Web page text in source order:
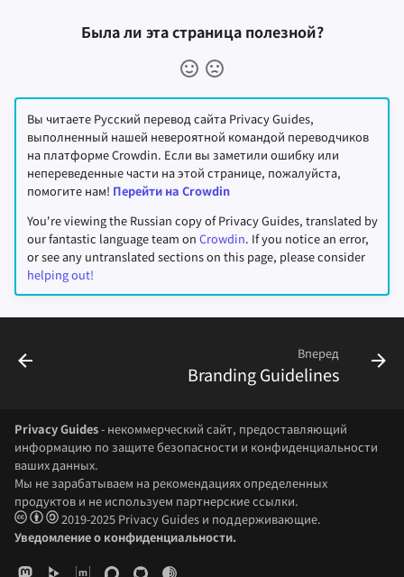
Была ли эта страница полезной?
Вы читаете Русский перевод сайта Privacy Guides,
выполненный нашей невероятной командой переводчиков
на платформе Crowdin. Если вы заметили ошибку или
непереведенные части на этой странице, пожалуйста,
помогите нам! Перейти на Crowdin
You're viewing the Russian copy of Privacy Guides, translated by
our fantastic language team on Crowdin. If you notice an error,
or see any untranslated sections on this page, please consider
helping out!
Вперед
Branding Guidelines
Privacy Guides- некоммерческий сайт, предоставляющий
информацию по защите безопасности и конфиденциальности
ваших данных.
Мы не зарабатываем на рекомендациях определенных
продуктов и не используем партнерские ссылки.
2019-2025 Privacy Guides и поддерживающие.
Уведомление о конфиденциальности.